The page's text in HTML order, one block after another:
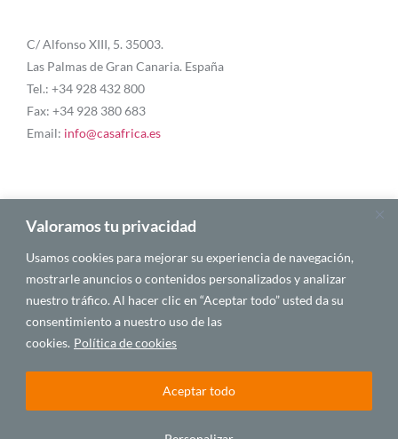
Valoramos tu privacidad
Usamos cookies para mejorar su experiencia de navegación,
mostrarle anuncios o contenidos personalizados y analizar
nuestro tráfico. Al hacer clic en “Aceptar todo” usted da su
consentimiento a nuestro uso de las
cookies. Política de cookies
Aceptar todo
C/ Alfonso XIII, 5. 35003.
Las Palmas de Gran Canaria. España
Tel.: +34 928 432 800
Fax: +34 928 380 683
Email: info@casafrica.es
Blog
Quiénes somos
Autores
Español